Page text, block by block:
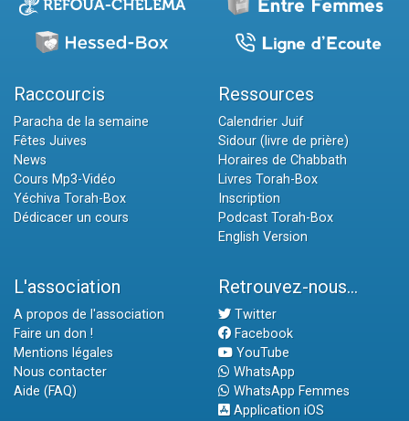
Raccourcis
Paracha de la semaine
Fêtes Juives
News
Cours Mp3-Vidéo
Yéchiva Torah-Box
Dédicacer un cours
Ressources
Calendrier Juif
Sidour (livre de prière)
Horaires de Chabbath
Livres Torah-Box
Inscription
Podcast Torah-Box
English Version
L'association
A propos de l'association
Faire un don !
Mentions légales
Nous contacter
Aide (FAQ)
Retrouvez-nous...
Twitter
Facebook
YouTube
WhatsApp
WhatsApp Femmes
Application iOS